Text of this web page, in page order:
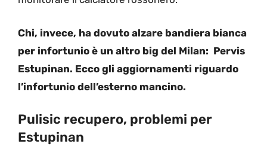
Chi, invece, ha dovuto alzare bandiera bianca
per infortunio è un altro big del Milan: Pervis
Estupinan. Ecco gli aggiornamenti riguardo
l’infortunio dell’esterno mancino.
Pulisic recupero, problemi per
Estupinan